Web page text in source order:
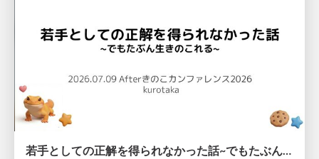
若手としての正解を得られなかった話~でもたぶん生きのこれる~